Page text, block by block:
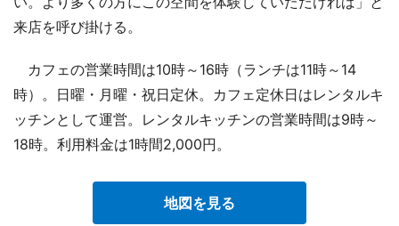
来店を呼び掛ける。
カフェの営業時間は10時～16時（ランチは11時～14
時）。日曜・月曜・祝日定休。カフェ定休日はレンタルキ
ッチンとして運営。レンタルキッチンの営業時間は9時～
18時。利用料金は1時間2,000円。
地図を見る